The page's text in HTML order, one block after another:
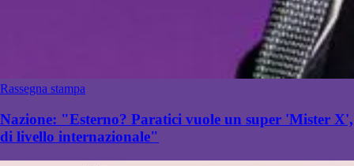
Rassegna stampa
Nazione: "Esterno? Paratici vuole un super 'Mister X',
di livello internazionale"